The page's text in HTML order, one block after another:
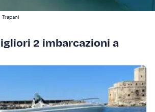
Trapani
2 imbarcazioni a